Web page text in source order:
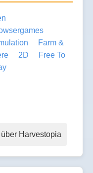
Farm &
2D
Free To
über Harvestopia